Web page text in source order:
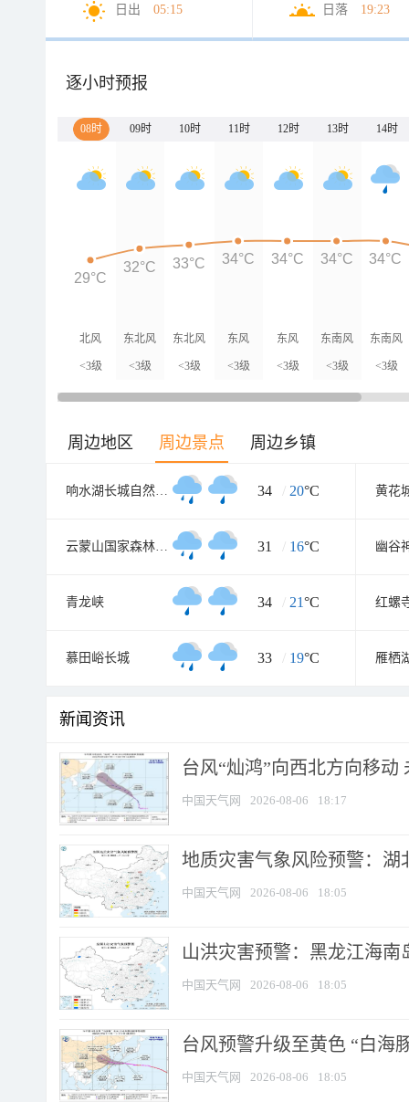
日出 05:15 日落 19:23
逐小时预报
08时 09时 10时 11时 12时 13时 14时
北风
<3级
东北风
<3级
东北风
<3级
东风
<3级
东风
<3级
东南风
<3级
东南风
<3级
29°C
32°C 33°C 34°C 34°C 34°C 34°C
周边地区 周边景点 周边乡镇
响水湖长城自然风景区 34 / 20°C 黄花
云蒙山国家森林公园 31 / 16°C 幽谷
青龙峡 34 / 21°C 红螺
慕田峪长城 33 / 19°C 雁栖
新闻资讯
台风“灿鸿”向西北方向移动
中国天气网 2026-08-06 18:17
地质灾害气象风险预警：湖
中国天气网 2026-08-06 18:05
山洪灾害预警：黑龙江海
中国天气网 2026-08-06 18:05
台风预警升级至黄色 “白海
中国天气网 2026-08-06 18:05